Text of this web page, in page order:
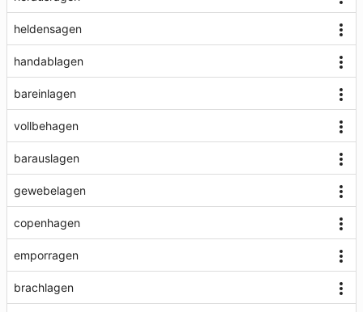
heldensagen
handablagen
bareinlagen
vollbehagen
barauslagen
gewebelagen
copenhagen
emporragen
brachlagen